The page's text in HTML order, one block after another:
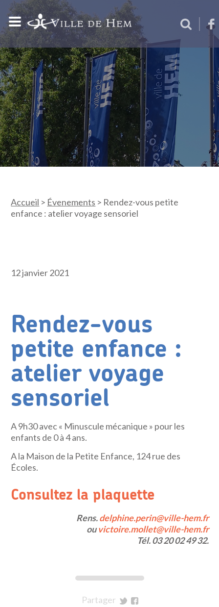
Accueil > Évenements > Rendez-vous petite
enfance : atelier voyage sensoriel
12 janvier 2021
Rendez-vous
petite enfance :
atelier voyage
sensoriel
A 9h30 avec « Minuscule mécanique » pour les
enfants de 0 à 4 ans.
A la Maison de la Petite Enfance, 124 rue des
Écoles.
Consultez la plaquette
Rens.delphine.perin@ville-hem.fr
ouvictoire.mollet@ville-hem.fr
Tél. 03 20 02 49 32.
Partager